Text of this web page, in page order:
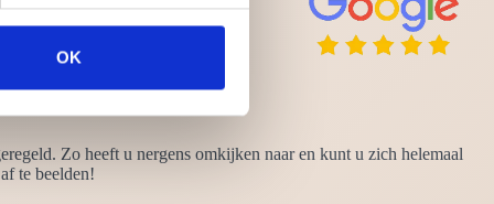
OK
Zo heeft u nergens omkijken naar en kunt u zich helemaal
te beelden!